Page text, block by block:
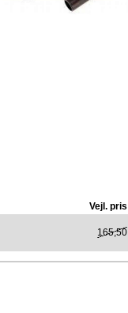
Vejl. pris
165,50